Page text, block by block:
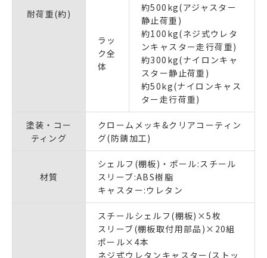
耐荷重(約)
ラッ
ク全
体
約500kg(アジャスター
静止荷重)
約100kg(ネジ式ウレタ
ンキャスター走行荷重)
約300kg(ナイロンキャ
スター静止荷重)
約50kg(ナイロンキャス
ター走行荷重)
塗装・コー
ティング
クロームメッキ&クリアコーティン
グ(防錆加工)
材質
シェルフ(棚板)・ポール:スチール
スリーブ:ABS樹脂
キャスター:ウレタン
スチールシェルフ(棚板)×5枚
スリーブ(棚板取付用部品)×20組
ポール×4本
ネジ式ウレタンキャスター(ストッ